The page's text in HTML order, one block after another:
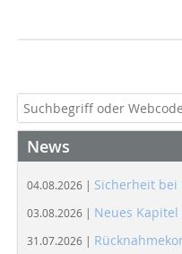
News
04.08.2026 | Sicherheit bei
03.08.2026 | Neues
31.07.2026 |